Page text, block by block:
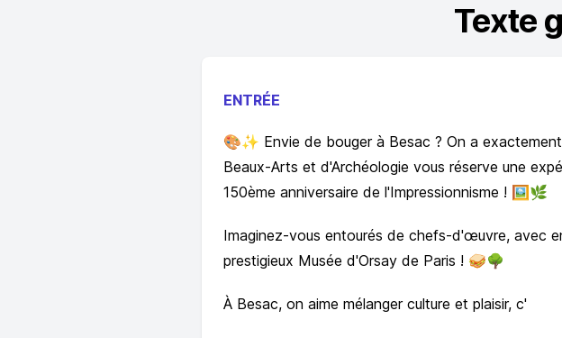
Texte
ENTRÉE
🎨✨ Envie de bouger à Besac ? On a
Beaux-Arts et d'Archéologie vous réserve une
150ème anniversaire de l'Impressionnisme ! 🖼️🌿
Imaginez-vous entourés de chefs-d'œuvre, avec
prestigieux Musée d'Orsay de Paris ! 🥪🌳
À Besac, on aime mélanger culture et plaisir, c'